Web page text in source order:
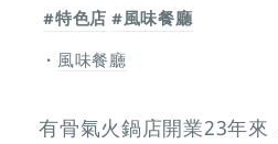
#特色店 #風味餐廳
風味餐廳
有骨氣火鍋店開業23年來